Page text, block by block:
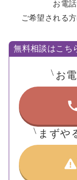
お電
ご希望される
無料相談はこち
お
まずや